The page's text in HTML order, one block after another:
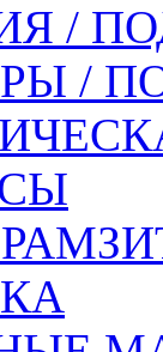
/
/